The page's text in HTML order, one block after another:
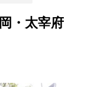
・太宰府